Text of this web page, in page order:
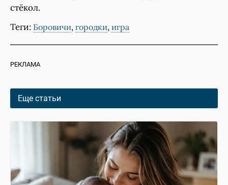
стёкол.
Теги: Боровичи, городки, игра
РЕКЛАМА
Еще статьи